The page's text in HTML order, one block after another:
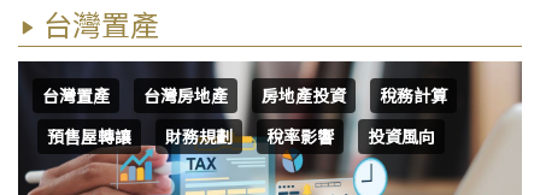
台灣置產
台灣置產 台灣房地產 房地產投資
稅務計算
預售屋轉讓
財務規劃 稅率影響 投資風向